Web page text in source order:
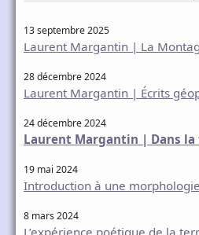
13 septembre 2025
Laurent Margantin | La
28 décembre 2024
Laurent Margantin | Écrits
24 décembre 2024
Laurent Margantin | Dans la
19 mai 2024
Introduction à une morphologie
8 mars 2024